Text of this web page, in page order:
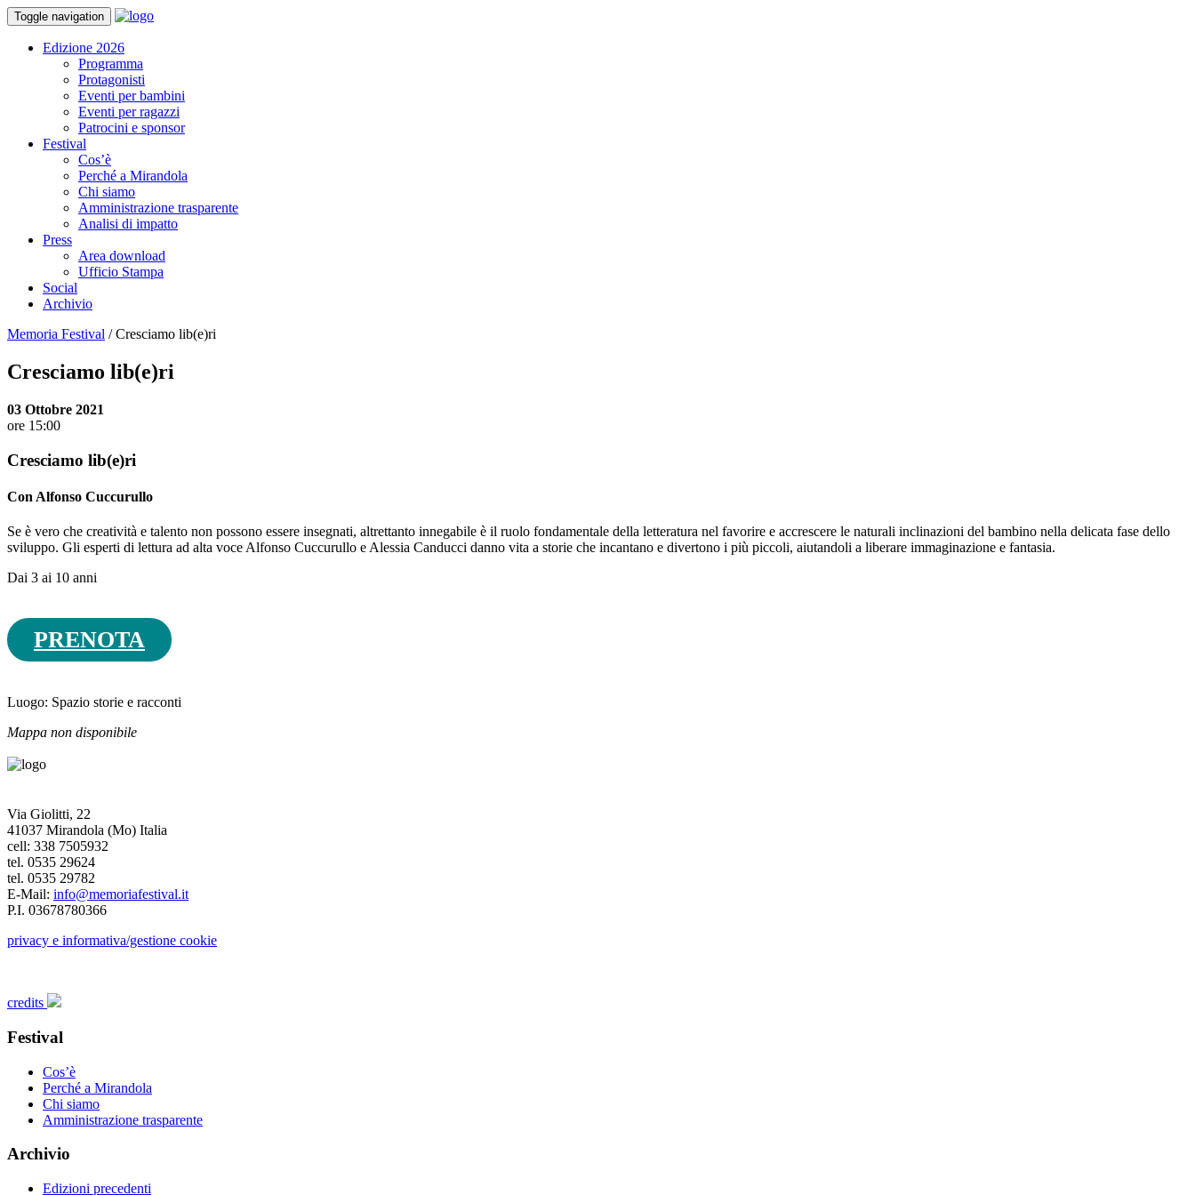
Toggle navigation
Edizione 2026
Programma
Protagonisti
Eventi per bambini
Eventi per ragazzi
Patrocini e sponsor
Festival
Cos’è
Perché a Mirandola
Chi siamo
Amministrazione trasparente
Analisi di impatto
Press
Area download
Ufficio Stampa
Social
Archivio
Memoria Festival /Cresciamo lib(e)ri
Cresciamo lib(e)ri
03 Ottobre 2021
ore 15:00
Cresciamo lib(e)ri
Con Alfonso Cuccurullo
Se è vero che creatività e talento non possono essere insegnati, altrettanto innegabile è il ruolo fondamentale della letteratura nel favorire e accrescere le naturali inclinazioni del bambino nella delicata fase dello
sviluppo. Gli esperti di lettura ad alta voce Alfonso Cuccurullo e Alessia Canducci danno vita a storie che incantano e divertono i più piccoli, aiutandoli a liberare immaginazione e fantasia.
Dai 3 ai 10 anni
PRENOTA
Luogo: Spazio storie e racconti
Mappa non disponibile
Via Giolitti, 22
41037 Mirandola (Mo) Italia
cell: 338 7505932
tel. 0535 29624
tel. 0535 29782
E-Mail: info@memoriafestival.it
P.I. 03678780366
privacy e informativa/gestione cookie
credits
Festival
Cos’è
Perché a Mirandola
Chi siamo
Amministrazione trasparente
Archivio
Edizioni precedenti